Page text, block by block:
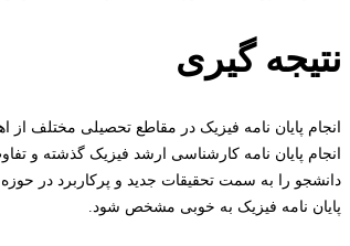
نتیجه گیری
انجام پایان نامه فیزیک در مقاطع تحصیلی مختلف
انجام پایان نامه کارشناسی ارشد فیزیک گذشته و
دانشجو را به سمت تحقیقات جدید و پرکاربرد در
پایان نامه فیزیک به خوبی مشخص شود.